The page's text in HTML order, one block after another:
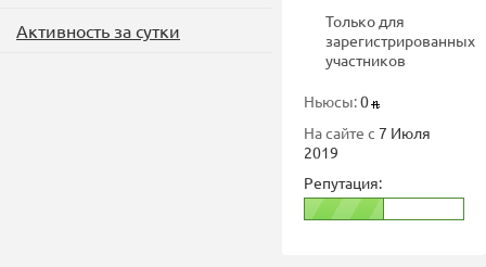
Активность за сутки
Только для
зарегистрированных
участников
Ньюсы:0
На сайте с 7 Июля
2019
Репутация: